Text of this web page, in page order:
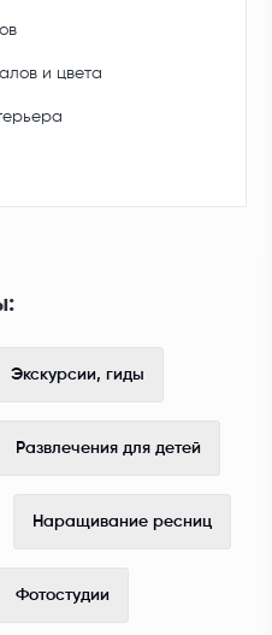
и цвета
Экскурсии, гиды
Развлечения для детей
Наращивание ресниц
Фотостудии